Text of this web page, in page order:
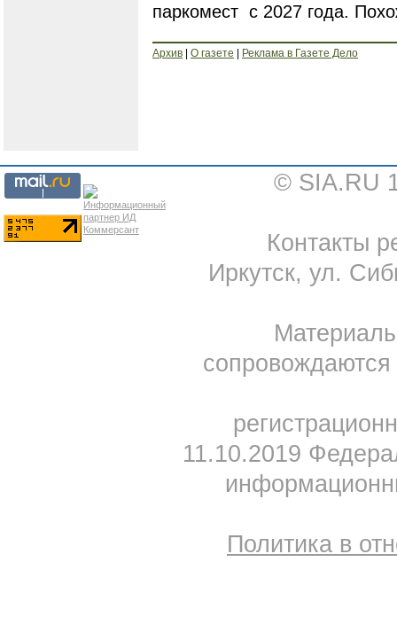
паркомест с 2027 года.
Архив О газете Реклама в Газете Дело
© SIA.RU
Контакты
Иркутск, ул.
11.10.2019
Политика в